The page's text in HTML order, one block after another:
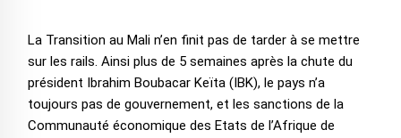
La Transition au Mali n’en finit pas de tarder à se mettre
sur les rails. Ainsi plus de 5 semaines après la chute du
président Ibrahim Boubacar Keïta (IBK), le pays n’a
toujours pas de gouvernement, et les sanctions de la
Communauté économique des Etats de l’Afrique de